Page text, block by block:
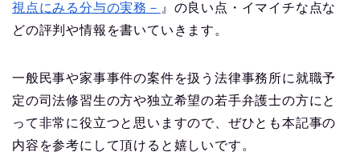
視点にみる分与の実務－ 』の良い点・イマイチな点な
どの評判や情報を書いていきます。
一般民事や家事事件の案件を扱う法律事務所に就職予
定の司法修習生の方や独立希望の若手弁護士の方にと
って非常に役立つと思いますので、ぜひとも本記事の
内容を参考にして頂けると嬉しいです。